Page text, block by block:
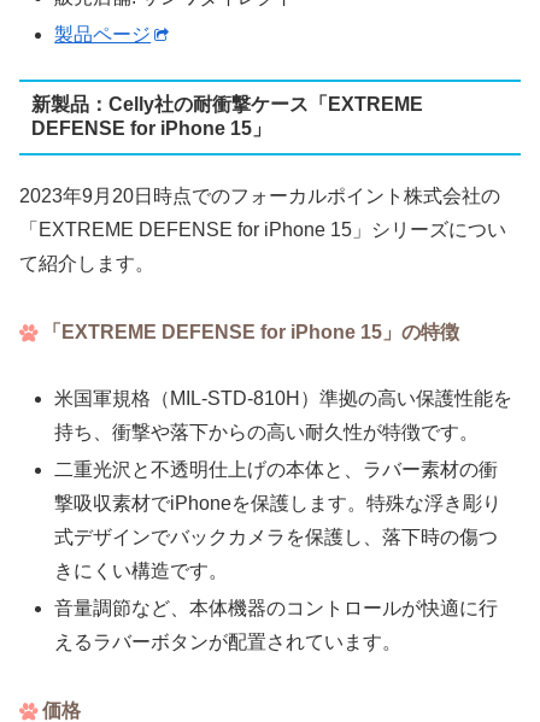
製品ページ
新製品：Celly社の耐衝撃ケース「EXTREME
DEFENSE for iPhone 15」
2023年9月20日時点でのフォーカルポイント株式会社の
「EXTREME DEFENSE for iPhone 15」シリーズについ
て紹介します。
「EXTREME DEFENSE for iPhone 15」の特徴
米国軍規格（MIL-STD-810H）準拠の高い保護性能を
持ち、衝撃や落下からの高い耐久性が特徴です。
二重光沢と不透明仕上げの本体と、ラバー素材の衝
撃吸収素材でiPhoneを保護します。特殊な浮き彫り
式デザインでバックカメラを保護し、落下時の傷つ
きにくい構造です。
音量調節など、本体機器のコントロールが快適に行
えるラバーボタンが配置されています。
価格